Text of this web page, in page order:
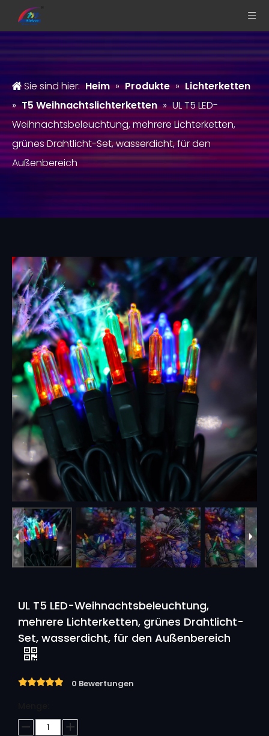
Sie sind hier: Heim » Produkte » Lichterketten
» T5 Weihnachtslichterketten » UL T5 LED-
Weihnachtsbeleuchtung, mehrere Lichterketten,
grünes Drahtlicht-Set, wasserdicht, für den
Außenbereich
UL T5 LED-Weihnachtsbeleuchtung,
mehrere Lichterketten, grünes Drahtlicht-
Set, wasserdicht, für den Außenbereich
0 Bewertungen